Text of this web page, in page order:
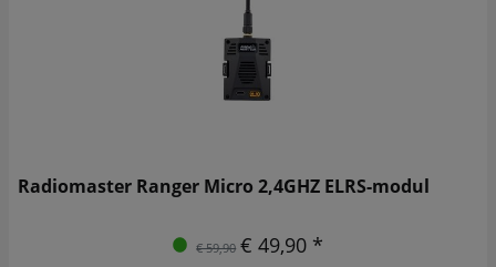
Radiomaster Ranger Micro 2,4GHZ ELRS-modul
€ 59,90 € 49,90 *